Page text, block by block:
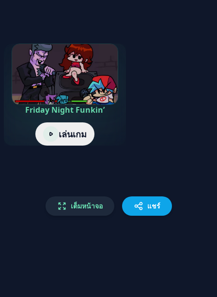
Friday Night Funkin’
เล่นเกม
เต็มหน้าจอ แชร์